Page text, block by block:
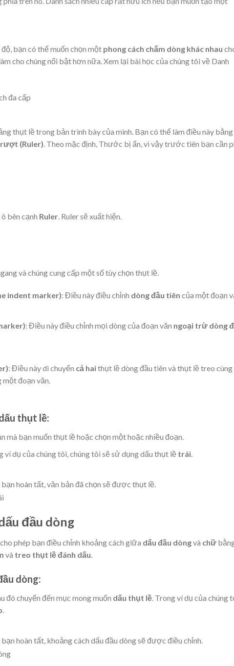
bạn có thể muốn chọn một phong cách chấm dòng khác nhau
cho chúng nổi bật hơn nữa. Xem lại bài học của chúng tôi về Danh
thụt lề trong bản trình bày của mình. Bạn có thể làm điều này bằng
(Ruler). Theo mặc định, Thước bị ẩn, vì vậy trước tiên bạn cần
bên cạnh Ruler. Ruler sẽ xuất hiện.
và chúng cung cấp một số tùy chọn thụt lề.
indent marker): Điều này điều chỉnh dòng đầu tiên của một đoạn
: Điều này điều chỉnh mọi dòng của đoạn văn ngoại trừ dòng
: Điều này di chuyển cả haithụt lề dòng đầu tiên và thụt lề treo cùng
đoạn văn.
thụt lề:
mà bạn muốn thụt lề hoặc chọn một hoặc nhiều đoạn.
ví dụ của chúng tôi, chúng tôi sẽ sử dụng dấu thụt lề trái.
hoàn tất, văn bản đã chọn sẽ được thụt lề.
đầu dòng
phép bạn điều chỉnh khoảng cách giữa dấu đầu dòngvà chữ
và treo thụt lề đánh dấu.
dòng:
đó chuyển đến mục mong muốn dấu thụt lề. Trong ví dụ của chúng
hoàn tất, khoảng cách dấu đầu dòng sẽ được điều chỉnh.